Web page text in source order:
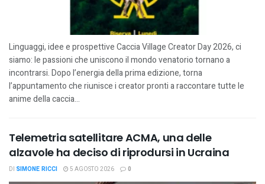
Linguaggi, idee e prospettive Caccia Village Creator Day 2026, ci
siamo: le passioni che uniscono il mondo venatorio tornano a
incontrarsi. Dopo l’energia della prima edizione, torna
l’appuntamento che riunisce i creator pronti a raccontare tutte le
anime della caccia...
Telemetria satellitare ACMA, una delle
alzavole ha deciso di riprodursi in Ucraina
DI SIMONE RICCI 5 AGOSTO 2026 0